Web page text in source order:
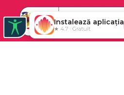
Instalează aplicația
★ 4.7 · Gratuit